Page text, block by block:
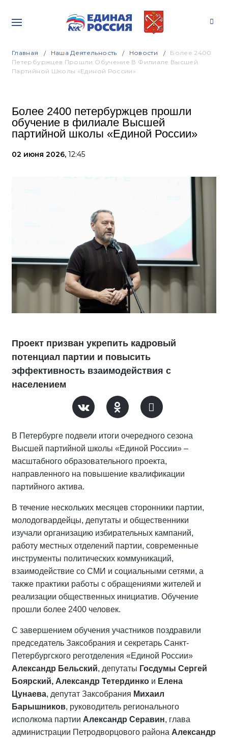
Главная Наша Деятельность Новости
Более 2400
Петербуржцев Прошли Обучение В Филиале Высшей
Партийной Школы «Единой России»
Более 2400 петербуржцев прошли
обучение в филиале Высшей
партийной школы «Единой России»
02 июня 2026, 12:45
Проект призван укрепить кадровый
потенциал партии и повысить
эффективность взаимодействия с
населением
В Петербурге подвели итоги очередного сезона
Высшей партийной школы «Единой России» –
масштабного образовательного проекта,
направленного на повышение квалификации
партийного актива.
В течение нескольких месяцев сторонники партии,
молодогвардейцы, депутаты и общественники
изучали организацию избирательных кампаний,
работу местных отделений партии, современные
инструменты политических коммуникаций,
взаимодействие со СМИ и социальными сетями, а
также практики работы с обращениями жителей и
реализации общественных инициатив. Обучение
прошли более 2400 человек.
С завершением обучения участников поздравили
председатель Заксобрания и секретарь Санкт-
Петербургского реготделения «Единой России»
Александр Бельский, депутаты Госдумы Сергей
Боярский, Александр Тетердинко и Елена
Цунаева, депутат Заксобрания Михаил
Барышников, руководитель регионального
исполкома партии Александр Серавин, глава
администрации Петродворцового района Александр